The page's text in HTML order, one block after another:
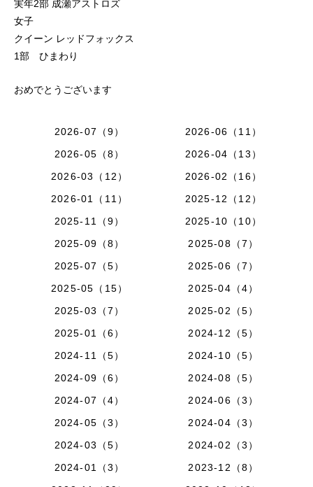
実年2部 成瀬アストロズ
女子
クイーン レッドフォックス
1部 ひまわり
おめでとうございます
2026-07（9）
2026-06（11）
2026-05（8）
2026-04（13）
2026-03（12）
2026-02（16）
2026-01（11）
2025-12（12）
2025-11（9）
2025-10（10）
2025-09（8）
2025-08（7）
2025-07（5）
2025-06（7）
2025-05（15）
2025-04（4）
2025-03（7）
2025-02（5）
2025-01（6）
2024-12（5）
2024-11（5）
2024-10（5）
2024-09（6）
2024-08（5）
2024-07（4）
2024-06（3）
2024-05（3）
2024-04（3）
2024-03（5）
2024-02（3）
2024-01（3）
2023-12（8）